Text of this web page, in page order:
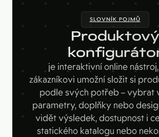
Vstupní studie
Tvorba webu a online
B2B marketing
AI Copy & SEO Booster
Soutěžní portál
Kariérní web
Pro koho
B2B firmy
Velké značky
Startupy
Technologie
Hotjar
Ahrefs
Google Looker Studio
Naše práce
O nás
Blog
SLOVNÍK POJMŮ
Produktový
je interaktivní online
zákazníkovi umožní složit si
podle svých potřeb – vybrat
parametry, doplňky nebo
vidět výsledek, dostupnost i
statického katalogu nebo